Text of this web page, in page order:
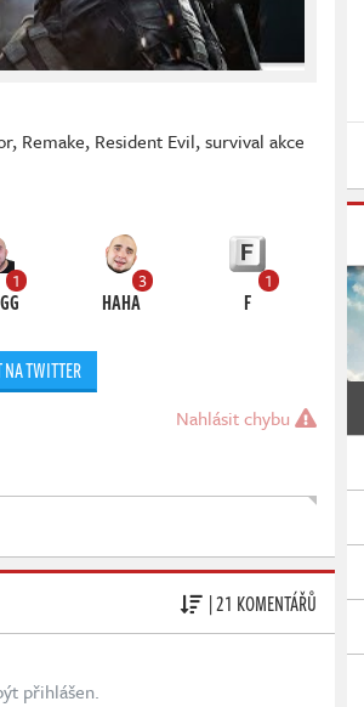
, Remake, Resident Evil,survival akce
1 3
HAHA
1
F
TWITTER
Nahlásit chybu
| 21 KOMENTÁŘŮ
přihlášen.